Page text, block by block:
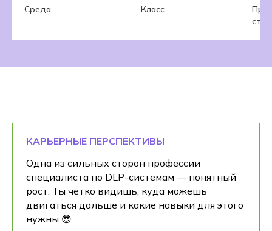
Среда Класс
КАРЬЕРНЫЕ ПЕРСПЕКТИВЫ
Одна из сильных сторон профессии
специалиста по DLP-системам — понятный
рост. Ты чётко видишь, куда можешь
двигаться дальше и какие навыки для этого
нужны 😎